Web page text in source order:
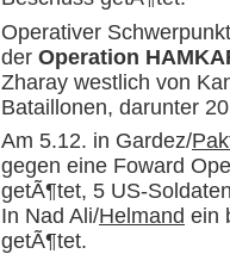
Operativer
der Operation
Zharay westlich von
Bataillonen, darunter
Am 5.12. in Gardez/
gegen eine Foward
getÃ¶tet, 5 US-
In Nad Ali/Helmand ein
getÃ¶tet.